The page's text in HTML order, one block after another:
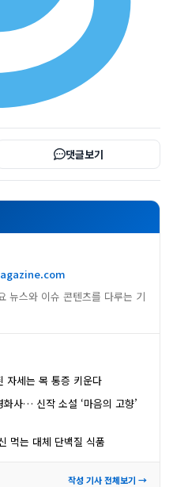
댓글보기
뉴스와 이슈 콘텐츠를 다루는 기
자세는 목 통증 키운다
사… 신작 소설 ‘마음의 고향’
먹는 대체 단백질 식품
작성 기사 전체보기 →